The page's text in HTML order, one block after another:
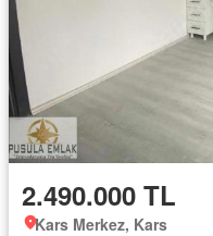
2.490.000 TL
Kars Merkez, Kars